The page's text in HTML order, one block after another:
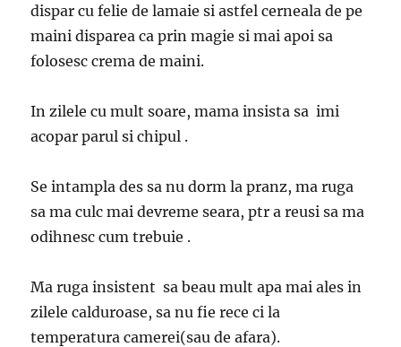
dispar cu felie de lamaie si astfel cerneala de pe
maini disparea ca prin magie si mai apoi sa
folosesc crema de maini.
In zilele cu mult soare, mama insista sa imi
acopar parul si chipul .
Se intampla des sa nu dorm la pranz, ma ruga
sa ma culc mai devreme seara, ptr a reusi sa ma
odihnesc cum trebuie .
Ma ruga insistent sa beau mult apa mai ales in
zilele calduroase, sa nu fie rece ci la
temperatura camerei(sau de afara).